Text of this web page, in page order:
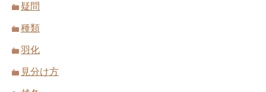
疑問
種類
羽化
見分け方